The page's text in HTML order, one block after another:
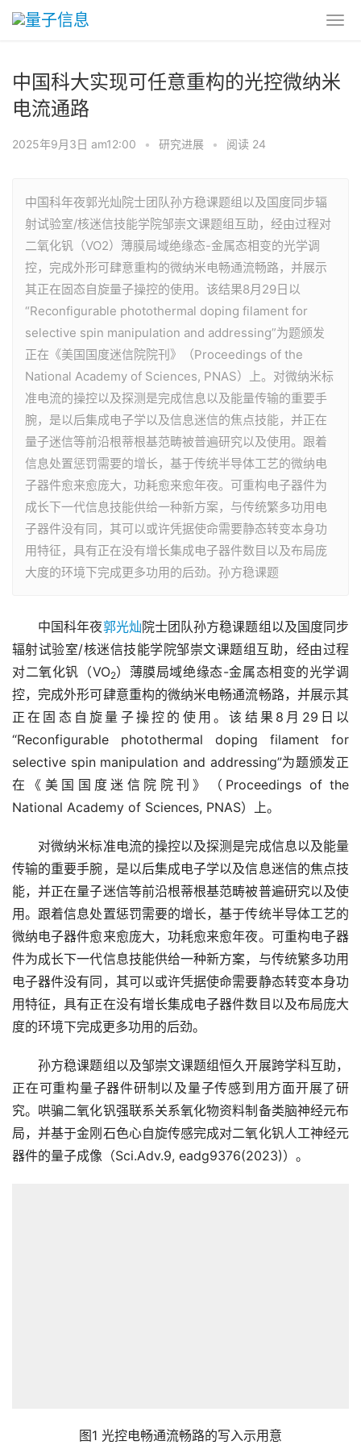
中国科大实现可任意重构的光控微纳米
电流通路
2025年9月3日 am12:00 • 研究进展 • 阅读 24
中国科年夜郭光灿院士团队孙方稳课题组以及国度同步辐
射试验室/核迷信技能学院邹崇文课题组互助，经由过程对
二氧化钒（VO2）薄膜局域绝缘态-金属态相变的光学调
控，完成外形可肆意重构的微纳米电畅通流畅路，并展示
其正在固态自旋量子操控的使用。该结果8月29日以
“Reconfigurable photothermal doping filament for
selective spin manipulation and addressing”为题颁发
正在《美国国度迷信院院刊》（Proceedings of the
National Academy of Sciences, PNAS）上。对微纳米标
准电流的操控以及探测是完成信息以及能量传输的重要手
腕，是以后集成电子学以及信息迷信的焦点技能，并正在
量子迷信等前沿根蒂根基范畴被普遍研究以及使用。跟着
信息处置惩罚需要的增长，基于传统半导体工艺的微纳电
子器件愈来愈庞大，功耗愈来愈年夜。可重构电子器件为
成长下一代信息技能供给一种新方案，与传统繁多功用电
子器件没有同，其可以或许凭据使命需要静态转变本身功
用特征，具有正在没有增长集成电子器件数目以及布局庞
大度的环境下完成更多功用的后劲。孙方稳课题
中国科年夜郭光灿院士团队孙方稳课题组以及国度同步
辐射试验室/核迷信技能学院邹崇文课题组互助，经由过程
对二氧化钒（VO2）薄膜局域绝缘态-金属态相变的光学调
控，完成外形可肆意重构的微纳米电畅通流畅路，并展示其
正在固态自旋量子操控的使用。该结果8月29日以
“Reconfigurable photothermal doping filament for
selective spin manipulation and addressing”为题颁发正
在《美国国度迷信院院刊》（Proceedings of the
National Academy of Sciences, PNAS）上。
对微纳米标准电流的操控以及探测是完成信息以及能量
传输的重要手腕，是以后集成电子学以及信息迷信的焦点技
能，并正在量子迷信等前沿根蒂根基范畴被普遍研究以及使
用。跟着信息处置惩罚需要的增长，基于传统半导体工艺的
微纳电子器件愈来愈庞大，功耗愈来愈年夜。可重构电子器
件为成长下一代信息技能供给一种新方案，与传统繁多功用
电子器件没有同，其可以或许凭据使命需要静态转变本身功
用特征，具有正在没有增长集成电子器件数目以及布局庞大
度的环境下完成更多功用的后劲。
孙方稳课题组以及邹崇文课题组恒久开展跨学科互助，
正在可重构量子器件研制以及量子传感到用方面开展了研
究。哄骗二氧化钒强联系关系氧化物资料制备类脑神经元布
局，并基于金刚石色心自旋传感完成对二氧化钒人工神经元
器件的量子成像（Sci.Adv.9, eadg9376(2023)）。
图1 光控电畅通流畅路的写入示用意